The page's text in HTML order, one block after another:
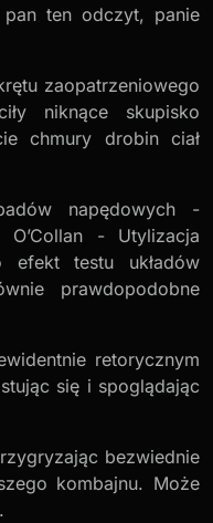
ten odczyt, panie
zaopatrzeniowego
niknące skupisko
chmury drobin ciał
napędowych -
O’Collan - Utylizacja
efekt testu układów
prawdopodobne
retorycznym
się i spoglądając
bezwiednie
kombajnu. Może